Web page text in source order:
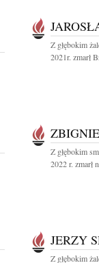
Z głębokim
2021r. zmarł
Z głębokim
2022 r. zmarł
JERZY
Z głębokim